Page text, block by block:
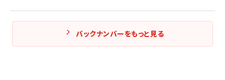
バックナンバーをもっと見る